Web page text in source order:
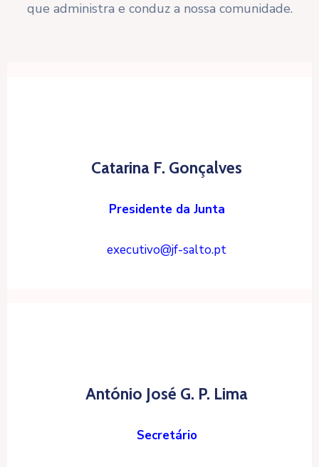
que administra e conduz a nossa comunidade.
Catarina F. Gonçalves
Presidente da Junta
executivo@jf-salto.pt
António José G. P. Lima
Secretário